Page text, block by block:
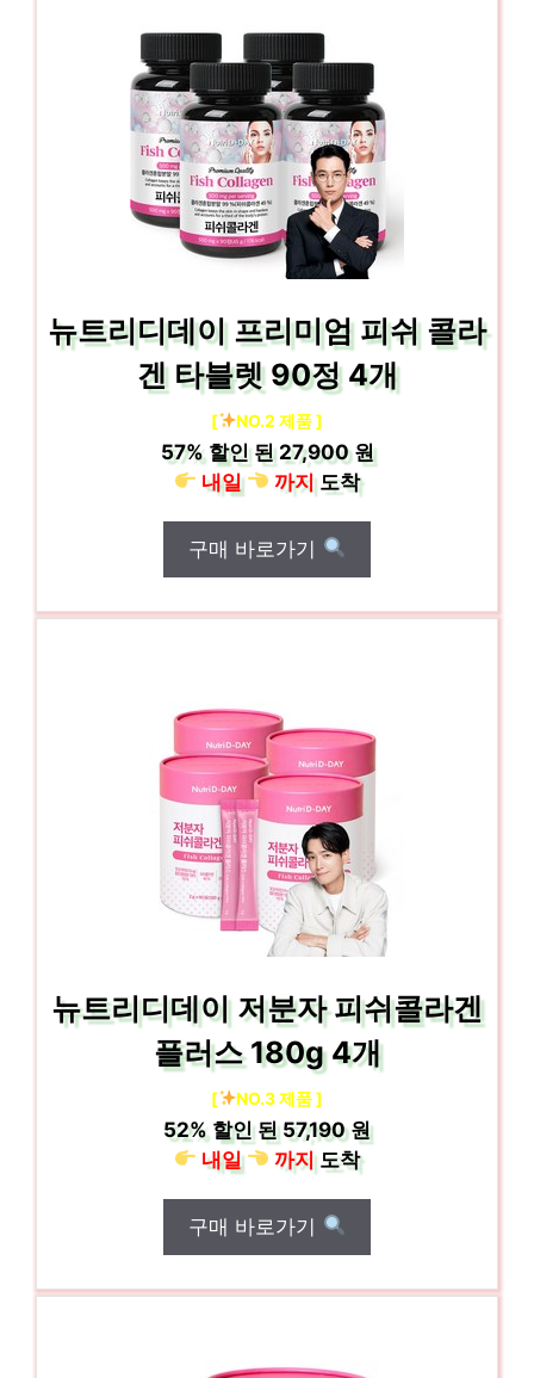
뉴트리디데이 프리미엄 피쉬 콜라
겐 타블렛 90정 4개
[ NO.2 제품 ]
57%할인 된27,900 원
내일
까지도착
구매 바로가기
뉴트리디데이 저분자 피쉬콜라겐
플러스 180g 4개
[ NO.3 제품 ]
52% 할인 된57,190 원
내일
까지도착
구매 바로가기